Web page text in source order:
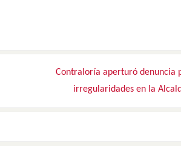
Contraloría aperturó denuncia
irregularidades en la